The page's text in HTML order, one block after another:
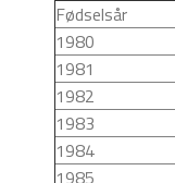
Fødselsår
1980
1981
1982
1983
1984
1985